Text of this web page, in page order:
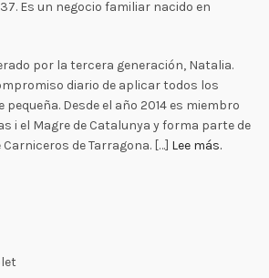
Es un negocio familiar nacido en
por la tercera generación, Natalia.
diario de aplicar todos los
Desde el año 2014 es miembro
i el Magre de Catalunya y forma parte de
de Tarragona. […] Lee más.